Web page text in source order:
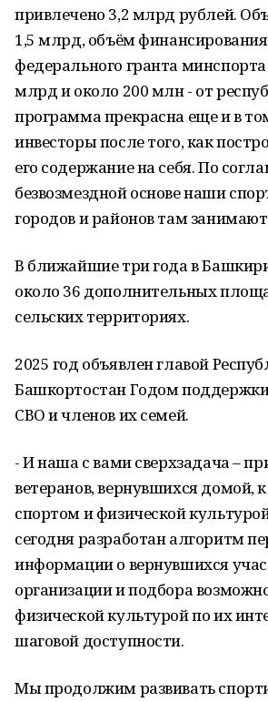
привлечено 3,2 млрд рублей.
1,5 млрд, объём финансирования
федерального гранта минспорта
млрд и около 200 млн - от
программа прекрасна еще и в
инвесторы после того, как
его содержание на себя. По
безвозмездной основе наши
городов и районов там
В ближайшие три года в
около 36 дополнительных
сельских территориях.
2025 год объявлен главой
Башкортостан Годом
СВО и членов их семей.
- И наша с вами сверхзадача –
ветеранов, вернувшихся домой,
спортом и физической
сегодня разработан алгоритм
информации о вернувшихся
организации и подбора
физической культурой по их
шаговой доступности.
Мы продолжим развивать